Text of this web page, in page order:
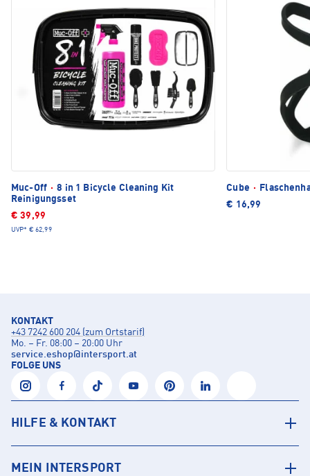
Muc-Off · 8 in 1 Bicycle Cleaning Kit
Reinigungsset
€ 39,99
UVP* € 62,99
Cube ·
€ 16,99
KONTAKT
+43 7242 600 204 (zum Ortstarif)
Mo. – Fr. 08:00 – 20:00 Uhr
service.eshop@intersport.at
FOLGE UNS
HILFE & KONTAKT
MEIN INTERSPORT